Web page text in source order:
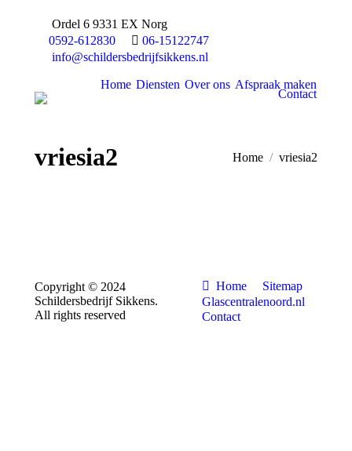
Ordel 6 9331 EX Norg
0592-612830
06-15122747
info@schildersbedrijfsikkens.nl
Home Diensten Over ons Afspraak maken
Contact
vriesia2 You are here:Home vriesia2
Copyright © 2024
Schildersbedrijf Sikkens.
All rights reserved
Home
Sitemap
Glascentralenoord.nl
Contact